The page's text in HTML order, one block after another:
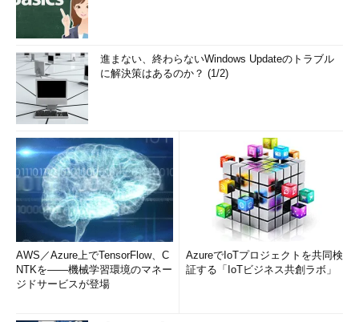
進まない、終わらないWindows Updateのトラブル
に解決策はあるのか？ (1/2)
AWS／Azure上でTensorFlow、C
NTKを――機械学習環境のマネー
ジドサービスが登場
AzureでIoTプロジェクトを共同検
証する「IoTビジネス共創ラボ」